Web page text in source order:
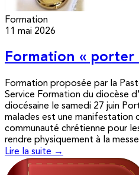
Formation
11 mai 2026
Formation « porter
Formation proposée par la
Service Formation du diocèse
diocésaine le samedi 27 juin
malades est une manifestation
communauté chrétienne pour
rendre physiquement à la
Lire la suite →